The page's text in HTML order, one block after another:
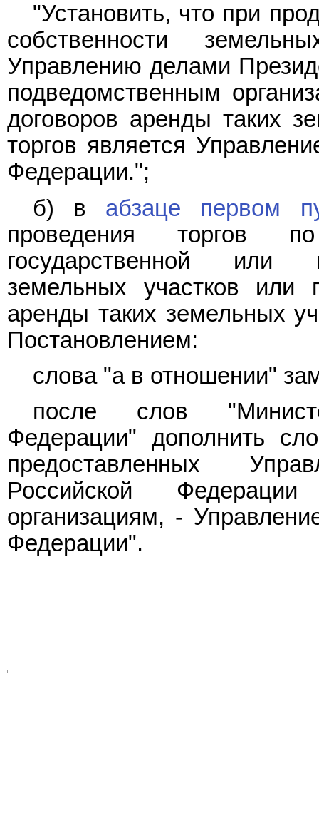
"Установить, что при
собственности
Управлению делами
подведомственным
договоров аренды таких
торгов является
Федерации.";
б) в абзаце первом
проведения торгов
государственной или
земельных участков или
аренды таких земельных
Постановлением:
слова "а в отношении"
после слов
Федерации" дополнить
предоставленных
Российской
организациям, -
Федерации".